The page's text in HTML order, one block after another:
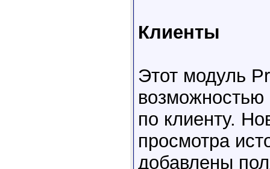
Клиенты
Этот модуль
возможностью
по клиенту.
просмотра
добавлены